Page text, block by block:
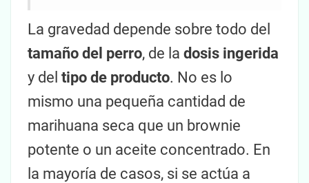
La gravedad depende sobre todo del
tamaño del perro, de la dosis ingerida
y del tipo de producto. No es lo
mismo una pequeña cantidad de
marihuana seca que un brownie
potente o un aceite concentrado. En
la mayoría de casos, si se actúa a